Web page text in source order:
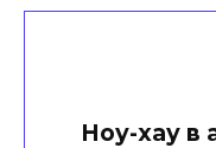
Ноу-хау в